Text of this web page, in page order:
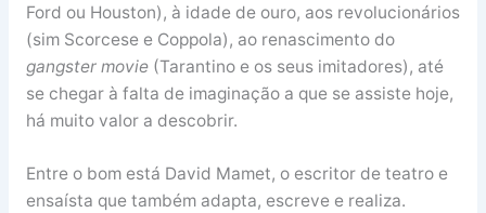
Ford ou Houston), à idade de ouro, aos revolucionários
(sim Scorcese e Coppola), ao renascimento do
gangster movie(Tarantino e os seus imitadores), até
se chegar à falta de imaginação a que se assiste hoje,
há muito valor a descobrir.
Entre o bom está David Mamet, o escritor de teatro e
ensaísta que também adapta, escreve e realiza.